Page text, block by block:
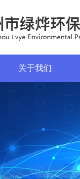
关于我们